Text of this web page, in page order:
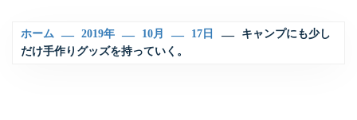
ホーム 2019年 10月 17日
キャンプにも少し
だけ手作りグッズを持っていく。